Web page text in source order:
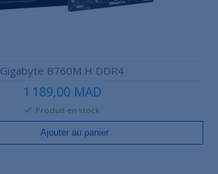
Gigabyte B760M H DDR4
1 189,00 MAD
Produit en stock
Ajouter au panier